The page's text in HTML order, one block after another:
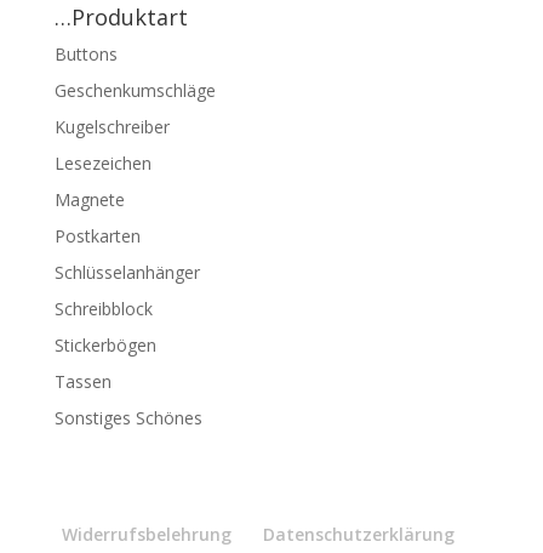
…Produktart
Buttons
Geschenkumschläge
Kugelschreiber
Lesezeichen
Magnete
Postkarten
Schlüsselanhänger
Schreibblock
Stickerbögen
Tassen
Sonstiges Schönes
Widerrufsbelehrung
Datenschutzerklärung